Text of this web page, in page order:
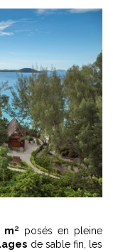
posés en pleine
de sable fin, les